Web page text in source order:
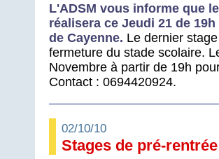
L'ADSM vous informe que
réalisera ce Jeudi 21 de
de Cayenne. Le dernier
fermeture du stade scolaire.
Novembre à partir de 19h
Contact : 0694420924.
02/10/10
Stages de pré-